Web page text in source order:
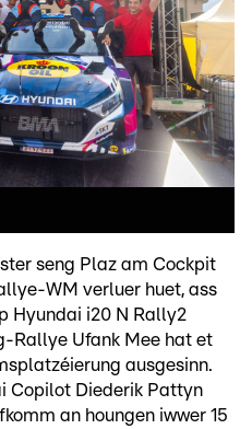
seng Plaz am Cockpit
WM verluer huet, ass
Hyundai i20 N Rally2
Rallye Ufank Mee hat et
ausgesinn.
Copilot Diederik Pattyn
an houngen iwwer 15